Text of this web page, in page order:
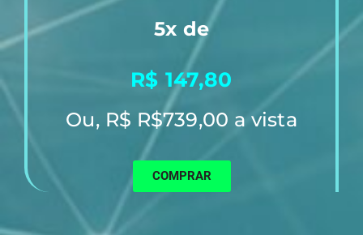
5x de
R$ 147,80
Ou, R$ R$739,00 a vista
COMPRAR